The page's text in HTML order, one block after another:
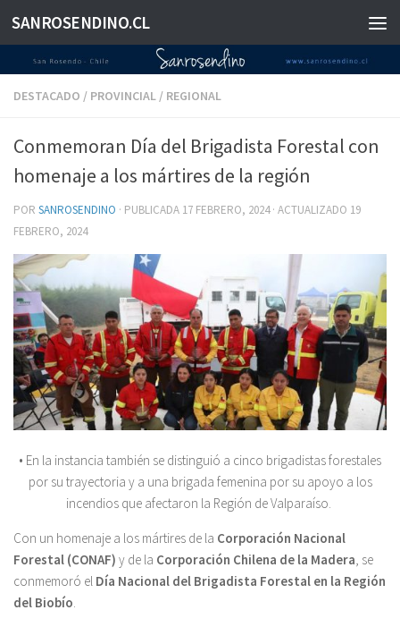
Saltar al contenido
SANROSENDINO.CL
DESTACADO / PROVINCIAL / REGIONAL
Conmemoran Día del Brigadista Forestal con
homenaje a los mártires de la región
POR SANROSENDINO · PUBLICADA 17 FEBRERO, 2024· ACTUALIZADO 19
FEBRERO, 2024
• En la instancia también se distinguió a cinco brigadistas forestales
por su trayectoria y a una brigada femenina por su apoyo a los
incendios que afectaron la Región de Valparaíso.
Con un homenaje a los mártires de la Corporación Nacional
Forestal (CONAF) y de la Corporación Chilena de la Madera , se
conmemoró el Día Nacional del Brigadista Forestal en la Región
del Biobío